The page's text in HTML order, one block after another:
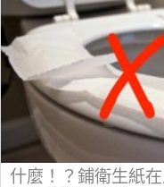
什麼！？鋪衛生紙